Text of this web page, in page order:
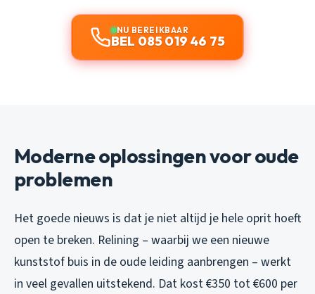
NU BEREIKBAAR
BEL 085 019 46 75
Moderne oplossingen voor oude
problemen
Het goede nieuws is dat je niet altijd je hele oprit hoeft
open te breken. Relining – waarbij we een nieuwe
kunststof buis in de oude leiding aanbrengen – werkt
in veel gevallen uitstekend. Dat kost €350 tot €600 per